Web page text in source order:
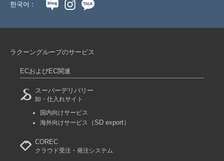
한국어：
ラクーングループのサービス
ECおよびEC関連
スーパーデリバリー
卸・仕入れサイト
国内向けサービス
海外向けサービス
（SD export）
COREC
クラウド受注・発注システム